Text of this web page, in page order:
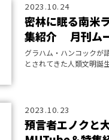
2023.10.24
密林に眠る南米
集紹介 月刊ム
グラハム・ハンコック
とされてきた人類文明誕
2023.10.23
預言者エノクと